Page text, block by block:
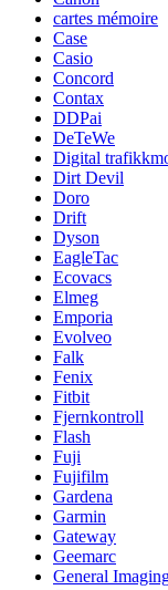
cartes mémoire
Case
Casio
Concord
Contax
DDPai
DeTeWe
Digital
Dirt Devil
Doro
Drift
Dyson
EagleTac
Ecovacs
Elmeg
Emporia
Evolveo
Falk
Fenix
Fitbit
Fjernkontroll
Flash
Fuji
Fujifilm
Gardena
Garmin
Gateway
Geemarc
General